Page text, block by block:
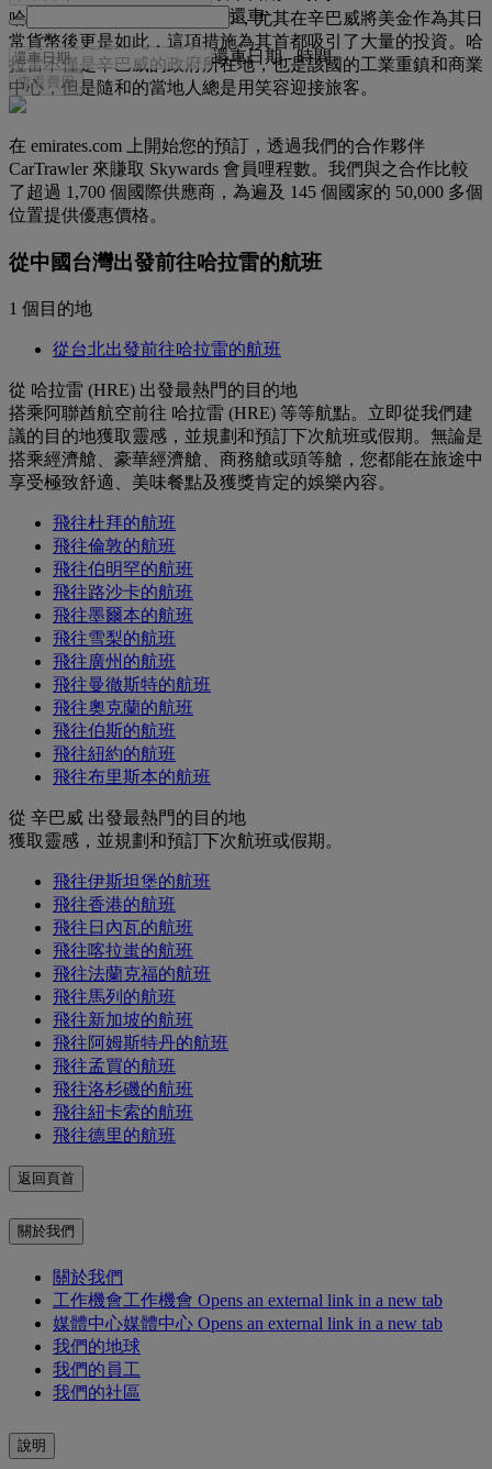
哈拉雷是相當有發展性的城市，尤其在辛巴威將美金作為其日
常貨幣後更是如此，這項措施為其首都吸引了大量的投資。哈
拉雷不僅是辛巴威的政府所在地，也是該國的工業重鎮和商業
中心，但是隨和的當地人總是用笑容迎接旅客。
還車
還車日期 - 時間
查看費用
在 emirates.com 上開始您的預訂，透過我們的合作夥伴
CarTrawler 來賺取 Skywards 會員哩程數。我們與之合作比較
了超過 1,700 個國際供應商，為遍及 145 個國家的 50,000 多個
位置提供優惠價格。
從中國台灣出發前往哈拉雷的航班
1 個目的地
從台北出發前往哈拉雷的航班
從 哈拉雷 (HRE) 出發最熱門的目的地
搭乘阿聯酋航空前往 哈拉雷 (HRE) 等等航點。立即從我們建
議的目的地獲取靈感，並規劃和預訂下次航班或假期。無論是
搭乘經濟艙、豪華經濟艙、商務艙或頭等艙，您都能在旅途中
享受極致舒適、美味餐點及獲獎肯定的娛樂內容。
飛往杜拜的航班
飛往倫敦的航班
飛往伯明罕的航班
飛往路沙卡的航班
飛往墨爾本的航班
飛往雪梨的航班
飛往廣州的航班
飛往曼徹斯特的航班
飛往奧克蘭的航班
飛往伯斯的航班
飛往紐約的航班
飛往布里斯本的航班
從 辛巴威 出發最熱門的目的地
獲取靈感，並規劃和預訂下次航班或假期。
飛往伊斯坦堡的航班
飛往香港的航班
飛往日內瓦的航班
飛往喀拉蚩的航班
飛往法蘭克福的航班
飛往馬列的航班
飛往新加坡的航班
飛往阿姆斯特丹的航班
飛往孟買的航班
飛往洛杉磯的航班
飛往紐卡索的航班
飛往德里的航班
返回頁首
關於我們
關於我們
工作機會工作機會 Opens an external link in a new tab
媒體中心媒體中心 Opens an external link in a new tab
我們的地球
我們的員工
我們的社區
說明